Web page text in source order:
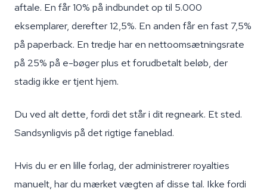
aftale. En får 10% på indbundet op til 5.000
eksemplarer, derefter 12,5%. En anden får en fast 7,5%
på paperback. En tredje har en nettoomsætningsrate
på 25% på e-bøger plus et forudbetalt beløb, der
stadig ikke er tjent hjem.
Du ved alt dette, fordi det står i dit regneark. Et sted.
Sandsynligvis på det rigtige faneblad.
Hvis du er en lille forlag, der administrerer royalties
manuelt, har du mærket vægten af disse tal. Ikke fordi